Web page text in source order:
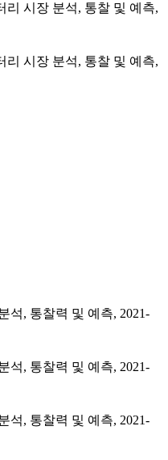
시장 분석, 통찰 및 예측,
시장 분석, 통찰 및 예측,
, 통찰력 및 예측, 2021-
, 통찰력 및 예측, 2021-
, 통찰력 및 예측, 2021-